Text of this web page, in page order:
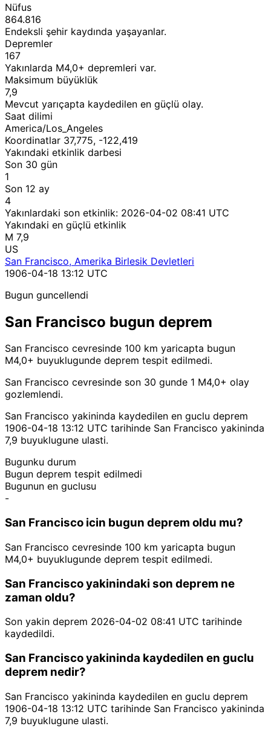
Nüfus
864.816
Endeksli şehir kaydında yaşayanlar.
Depremler
167
Yakınlarda M4,0+ depremleri var.
Maksimum büyüklük
7,9
Mevcut yarıçapta kaydedilen en güçlü olay.
Saat dilimi
America/Los_Angeles
Koordinatlar 37,775, -122,419
Yakındaki etkinlik darbesi
Son 30 gün
1
Son 12 ay
4
Yakınlardaki son etkinlik: 2026-04-02 08:41 UTC
Yakındaki en güçlü etkinlik
M 7,9
US
San Francisco, Amerika Birlesik Devletleri
1906-04-18 13:12 UTC
Bugun guncellendi
San Francisco bugun deprem
San Francisco cevresinde 100 km yaricapta bugun
M4,0+ buyuklugunde deprem tespit edilmedi.
San Francisco cevresinde son 30 gunde 1 M4,0+ olay
gozlemlendi.
San Francisco yakininda kaydedilen en guclu deprem
1906-04-18 13:12 UTC tarihinde San Francisco yakininda
7,9 buyuklugune ulasti.
Bugunku durum
Bugun deprem tespit edilmedi
Bugunun en guclusu
-
San Francisco icin bugun deprem oldu mu?
San Francisco cevresinde 100 km yaricapta bugun
M4,0+ buyuklugunde deprem tespit edilmedi.
San Francisco yakinindaki son deprem ne
zaman oldu?
Son yakin deprem 2026-04-02 08:41 UTC tarihinde
kaydedildi.
San Francisco yakininda kaydedilen en guclu
deprem nedir?
San Francisco yakininda kaydedilen en guclu deprem
1906-04-18 13:12 UTC tarihinde San Francisco yakininda
7,9 buyuklugune ulasti.